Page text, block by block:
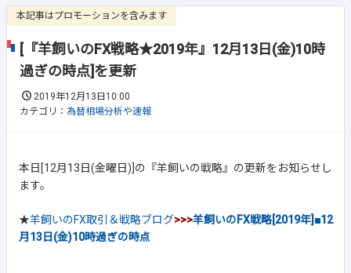
本記事はプロモーションを含みます
[『羊飼いのFX戦略★2019年』12月13日(金)10時
過ぎの時点]を更新
2019年12月13日10:00
カテゴリ： 為替相場分析や速報
本日[12月13日(金曜日)]の『羊飼いの戦略』の更新をお知らせし
ます。
★羊飼いのFX取引＆戦略ブログ>>>羊飼いのFX戦略[2019年]■12
月13日(金)10時過ぎの時点